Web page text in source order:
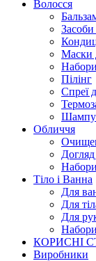
Волосся
Засоби
Маски
Набори
Пілінг
Спреї
Обличчя
Набори
Тіло і Ванна
Для
Для
Для
Набори
КОРИСНІ
Виробники